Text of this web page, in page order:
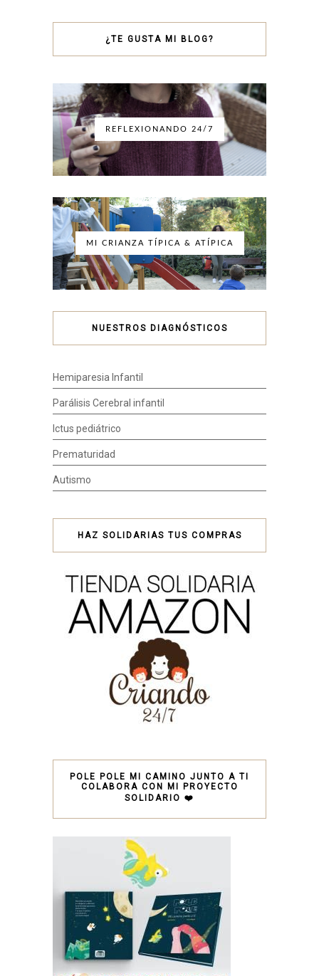
¿TE GUSTA MI BLOG?
REFLEXIONANDO 24/7
MI CRIANZA TÍPICA & ATÍPICA
NUESTROS DIAGNÓSTICOS
Hemiparesia Infantil
Parálisis Cerebral infantil
Ictus pediátrico
Prematuridad
Autismo
HAZ SOLIDARIAS TUS COMPRAS
POLE POLE MI CAMINO JUNTO A TI
COLABORA CON MI PROYECTO
SOLIDARIO ❤️